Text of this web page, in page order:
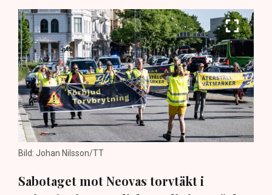
Bild: Johan Nilsson/TT
Sabotaget mot Neovas torvtäkt i